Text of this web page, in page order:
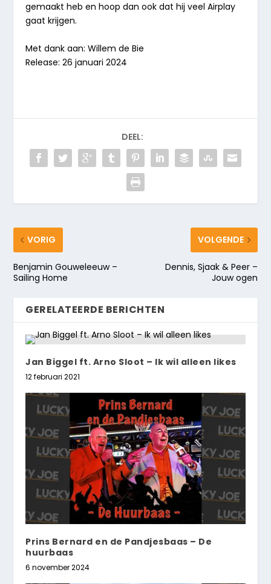
gemaakt heb en hoop dan ook dat hij veel Airplay
gaat krijgen.
Met dank aan: Willem de Bie
Release: 26 januari 2024
DEEL:
VORIG
Benjamin Gouweleeuw –
Sailing Home
VOLGENDE
Dennis, Sjaak & Peer –
Jouw ogen
GERELATEERDE BERICHTEN
Jan Biggel ft. Arno Sloot – Ik wil alleen likes
12 februari 2021
Prins Bernard en de Pandjesbaas – De
huurbaas
6 november 2024